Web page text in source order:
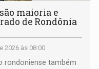
maioria e
de Rondônia
2026 às 08:00
rondoniense também